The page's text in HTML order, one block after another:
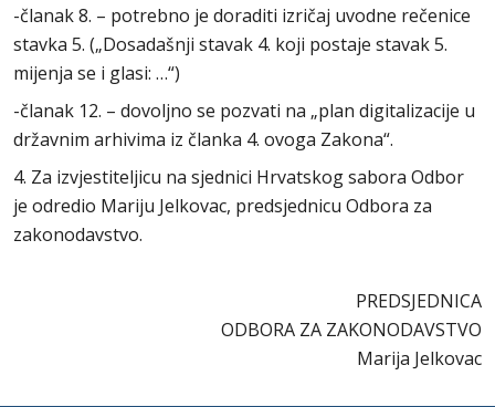
-članak 8. – potrebno je doraditi izričaj uvodne rečenice
stavka 5. („Dosadašnji stavak 4. koji postaje stavak 5.
mijenja se i glasi: …“)
-članak 12. – dovoljno se pozvati na „plan digitalizacije u
državnim arhivima iz članka 4. ovoga Zakona“.
4. Za izvjestiteljicu na sjednici Hrvatskog sabora Odbor
je odredio Mariju Jelkovac, predsjednicu Odbora za
zakonodavstvo.
PREDSJEDNICA
ODBORA ZA ZAKONODAVSTVO
Marija Jelkovac